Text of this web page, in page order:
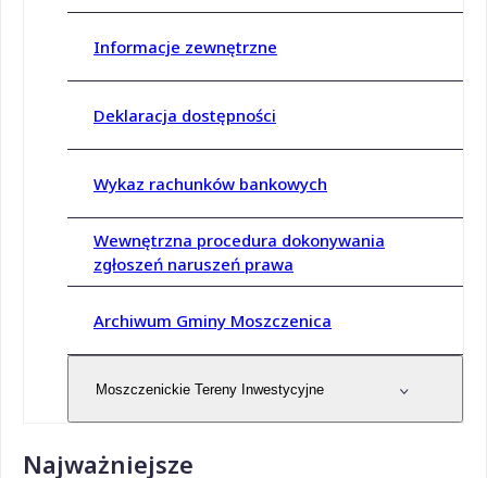
Informacje zewnętrzne
Deklaracja dostępności
Wykaz rachunków bankowych
Wewnętrzna procedura dokonywania
zgłoszeń naruszeń prawa
Archiwum Gminy Moszczenica
Moszczenickie Tereny Inwestycyjne
Najważniejsze